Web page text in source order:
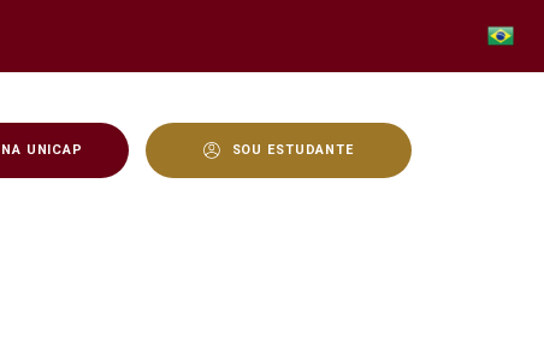
NA UNICAP SOU ESTUDANTE
- Unicap